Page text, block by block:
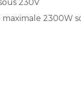
230V
maximale 2300W